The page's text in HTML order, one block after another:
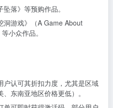
坠落》等预购作品。
洞游戏》（A Game About
小众作品。
户认可其折扣力度，尤其是区域
东南亚地区价格更低）。